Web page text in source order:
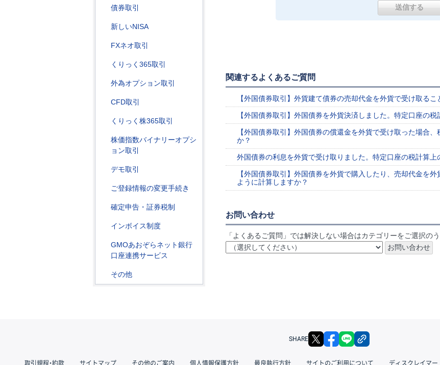
債券取引
新しいNISA
FXネオ取引
くりっく365取引
外為オプション取引
CFD取引
くりっく株365取引
株価指数バイナリーオプシ
ョン取引
デモ取引
ご登録情報の変更手続き
確定申告・証券税制
インボイス制度
GMOあおぞらネット銀行
口座連携サービス
その他
関連するよくあるご質問
【外国債券取引】外貨建て債券の売却代金を外貨で受け取るこ
【外国債券取引】外国債券を外貨決済しました。特定口座の
【外国債券取引】外国債券の償還金を外貨で受け取った場合
か？
外国債券の利息を外貨で受け取りました。特定口座の税計算上
【外国債券取引】外国債券を外貨で購入したり、売却代金を
ように計算しますか？
お問い合わせ
「よくあるご質問」では解決しない場合はカテゴリーをご選択の
SHARE X facebook
取引規程・約款 サイトマップ その他のご案内 個人情報保護方針 最良執行方針 サイトのご利用について ディスクレイマー